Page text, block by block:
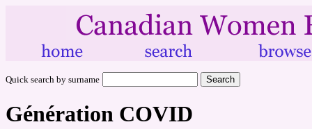
Quick search by surname
Génération COVID